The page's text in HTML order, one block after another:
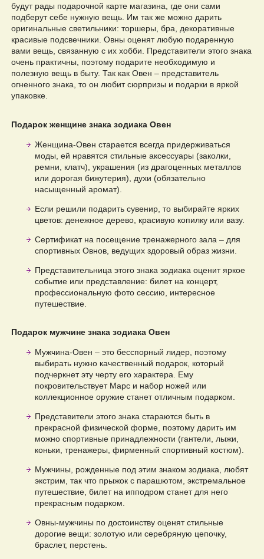
будут рады подарочной карте магазина, где они сами
подберут себе нужную вещь. Им так же можно дарить
оригинальные светильники: торшеры, бра, декоративные
красивые подсвечники. Овны оценят любую подаренную
вами вещь, связанную с их хобби. Представители этого знака
очень практичны, поэтому подарите необходимую и
полезную вещь в быту. Так как Овен – представитель
огненного знака, то он любит сюрпризы и подарки в яркой
упаковке.
Подарок женщине знака зодиака Овен
Женщина-Овен старается всегда придерживаться
моды, ей нравятся стильные аксессуары (заколки,
ремни, клатч), украшения (из драгоценных металлов
или дорогая бижутерия), духи (обязательно
насыщенный аромат).
Если решили подарить сувенир, то выбирайте ярких
цветов: денежное дерево, красивую копилку или вазу.
Сертификат на посещение тренажерного зала – для
спортивных Овнов, ведущих здоровый образ жизни.
Представительница этого знака зодиака оценит яркое
событие или представление: билет на концерт,
профессиональную фото сессию, интересное
путешествие.
Подарок мужчине знака зодиака Овен
Мужчина-Овен – это бесспорный лидер, поэтому
выбирать нужно качественный подарок, который
подчеркнет эту черту его характера. Ему
покровительствует Марс и набор ножей или
коллекционное оружие станет отличным подарком.
Представители этого знака стараются быть в
прекрасной физической форме, поэтому дарить им
можно спортивные принадлежности (гантели, лыжи,
коньки, тренажеры, фирменный спортивный костюм).
Мужчины, рожденные под этим знаком зодиака, любят
экстрим, так что прыжок с парашютом, экстремальное
путешествие, билет на ипподром станет для него
прекрасным подарком.
Овны-мужчины по достоинству оценят стильные
дорогие вещи: золотую или серебряную цепочку,
браслет, перстень.